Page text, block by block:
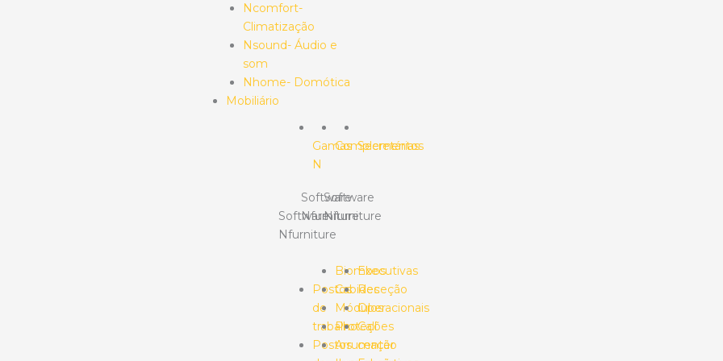
Ncomfort-
Climatização
Nsound- Áudio e
som
Nhome- Domótica
Mobiliário
Gamas
N
Software
Nfurniture
Postos
de
trabalho
Postos
Complementos
Software
Nfurniture
Biombos
Cabides
Módulos
Proteções
Arrumação
Secretárias
Software
Nfurniture
Executivas
Receção
Operacionais
Call
center